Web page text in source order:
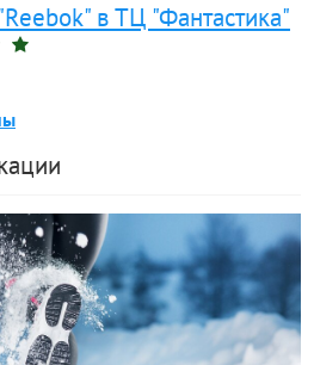
в ТЦ "Фантастика"